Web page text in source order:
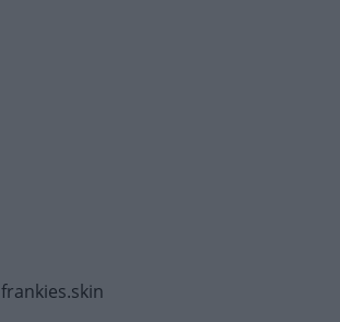
frankies.skin